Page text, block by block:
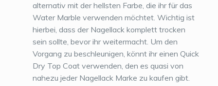
alternativ mit der hellsten Farbe, die ihr für das
Water Marble verwenden möchtet. Wichtig ist
hierbei, dass der Nagellack komplett trocken
sein sollte, bevor ihr weitermacht. Um den
Vorgang zu beschleunigen, könnt ihr einen Quick
Dry Top Coat verwenden, den es quasi von
nahezu jeder Nagellack Marke zu kaufen gibt.